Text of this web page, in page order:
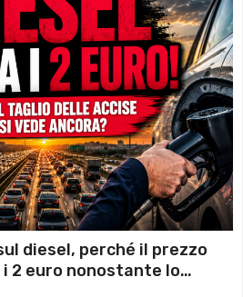
diesel, perché il prezzo
2 euro nonostante lo